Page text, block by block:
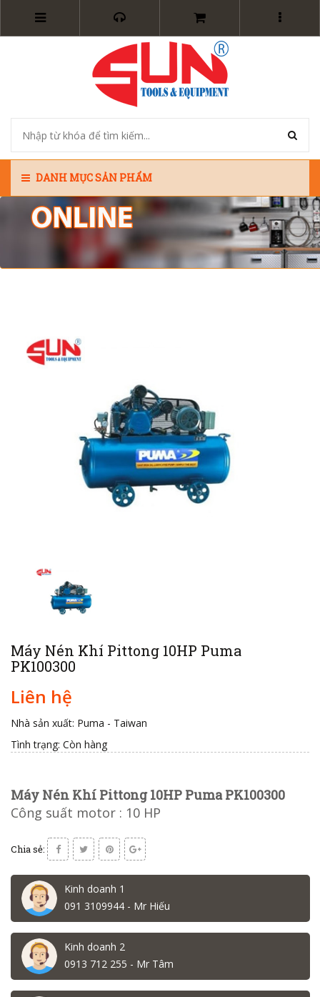
DANH MỤC SẢN PHẨM
Máy Nén Khí Pittong 10HP Puma
PK100300
Liên hệ
Nhà sản xuất: Puma - Taiwan
Tình trạng: Còn hàng
Máy Nén Khí Pittong 10HP Puma PK100300
Công suất motor : 10 HP
Chia sẻ:
Kinh doanh 1
091 3109944 - Mr Hiếu
Kinh doanh 2
0913 712 255 - Mr Tâm